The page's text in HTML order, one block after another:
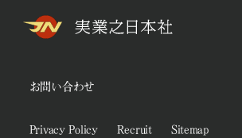
お問い合わせ
Privacy Policy Recruit Sitemap